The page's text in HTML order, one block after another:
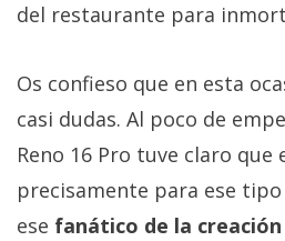
del restaurante para
Os confieso que en esta
casi dudas. Al poco de
Reno 16 Pro tuve claro que
precisamente para ese
ese fanático de la